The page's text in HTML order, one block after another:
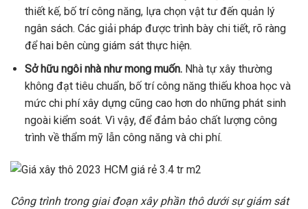
thiết kế, bố trí công năng, lựa chọn vật tư đến quản lý
ngân sách. Các giải pháp được trình bày chi tiết, rõ ràng
để hai bên cùng giám sát thực hiện.
Sở hữu ngôi nhà như mong muốn.Nhà tự xây thường
không đạt tiêu chuẩn, bố trí công năng thiếu khoa học và
mức chi phí xây dựng cũng cao hơn do những phát sinh
ngoài kiểm soát. Vì vậy, để đảm bảo chất lượng công
trình về thẩm mỹ lẫn công năng và chi phí.
Công trình trong giai đoạn xây phần thô dưới sự giám sát